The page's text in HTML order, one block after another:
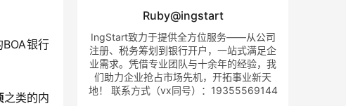
银行
之类的内
Ruby@ingstart
IngStart致力于提供全方位服务——从公司
注册、税务筹划到银行开户，一站式满足企
业需求。凭借专业团队与十余年的经验，我
们助力企业抢占市场先机，开拓事业新天
地！ 联系方式（vx同号）：19355569144